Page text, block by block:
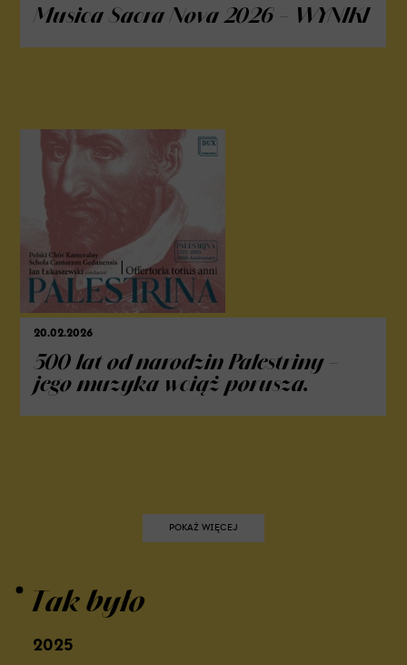
Musica Sacra Nova 2026 – WYNIKI
20.02.2026
500 lat od narodzin Palestriny –
jego muzyka wciąż porusza.
POKAŻ WIĘCEJ
Tak było
2025